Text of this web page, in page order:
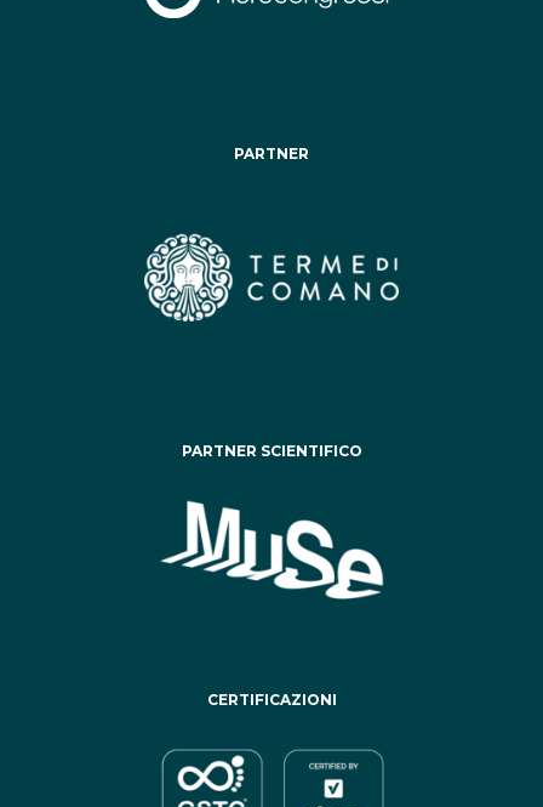
PARTNER
PARTNER SCIENTIFICO
CERTIFICAZIONI